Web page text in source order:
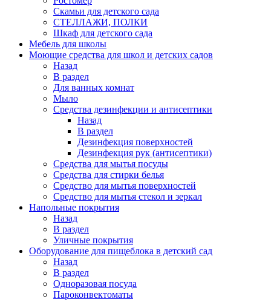
Скамьи для детского сада
СТЕЛЛАЖИ, ПОЛКИ
Шкаф для детского сада
Мебель для школы
Моющие средства для школ и детских садов
Назад
В раздел
Для ванных комнат
Мыло
Средства дезинфекции и антисептики
Назад
В раздел
Дезинфекция поверхностей
Дезинфекция рук (антисептики)
Средства для мытья посуды
Средства для стирки белья
Средство для мытья поверхностей
Средство для мытья стекол и зеркал
Напольные покрытия
Назад
В раздел
Уличные покрытия
Оборудование для пищеблока в детский сад
Назад
В раздел
Одноразовая посуда
Пароконвектоматы